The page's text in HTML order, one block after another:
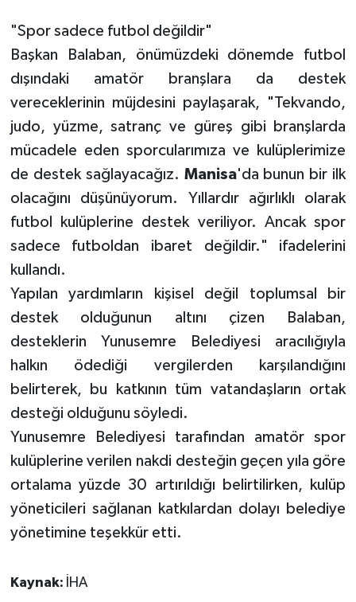
"Spor sadece futbol değildir"
Başkan Balaban, önümüzdeki dönemde futbol
dışındaki amatör branşlara da destek
vereceklerinin müjdesini paylaşarak, "Tekvando,
judo, yüzme, satranç ve güreş gibi branşlarda
mücadele eden sporcularımıza ve kulüplerimize
de destek sağlayacağız. Manisa'da bunun bir ilk
olacağını düşünüyorum. Yıllardır ağırlıklı olarak
futbol kulüplerine destek veriliyor. Ancak spor
sadece futboldan ibaret değildir." ifadelerini
kullandı.
Yapılan yardımların kişisel değil toplumsal bir
destek olduğunun altını çizen Balaban,
desteklerin Yunusemre Belediyesi aracılığıyla
halkın ödediği vergilerden karşılandığını
belirterek, bu katkının tüm vatandaşların ortak
desteği olduğunu söyledi.
Yunusemre Belediyesi tarafından amatör spor
kulüplerine verilen nakdi desteğin geçen yıla göre
ortalama yüzde 30 artırıldığı belirtilirken, kulüp
yöneticileri sağlanan katkılardan dolayı belediye
yönetimine teşekkür etti.
Kaynak: İHA